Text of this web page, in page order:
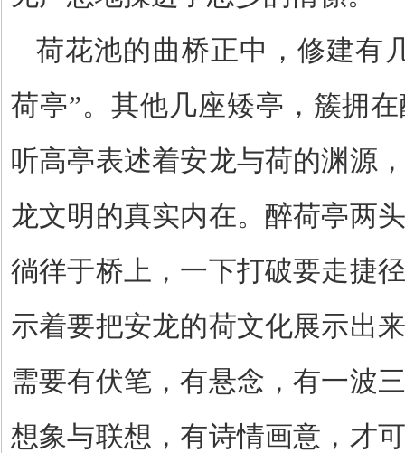
荷花池的曲桥正中，修建有
荷亭”。其他几座矮亭，簇拥
听高亭表述着安龙与荷的渊源
龙文明的真实内在。醉荷亭两
徜徉于桥上，一下打破要走捷
示着要把安龙的荷文化展示出
需要有伏笔，有悬念，有一波
想象与联想，有诗情画意，才